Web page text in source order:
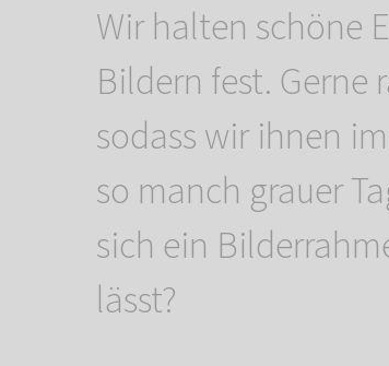
Wir halten schöne
Bildern fest.
sodass wir ihnen
so manch grauer
sich ein
lässt?